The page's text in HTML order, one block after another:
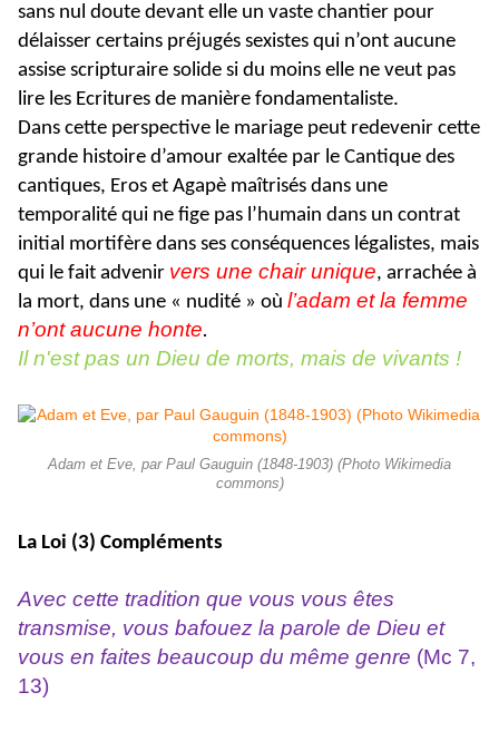
sans nul doute devant elle un vaste chantier pour
délaisser certains préjugés sexistes qui n’ont aucune
assise scripturaire solide si du moins elle ne veut pas
lire les Ecritures de manière fondamentaliste.
Dans cette perspective le mariage peut redevenir cette
grande histoire d’amour exaltée par le Cantique des
cantiques, Eros et Agapè maîtrisés dans une
temporalité qui ne fige pas l’humain dans un contrat
initial mortifère dans ses conséquences légalistes, mais
qui le fait advenir vers une chair unique, arrachée à
la mort, dans une « nudité » où l’adam et la femme
n’ont aucune honte.
Il n'est pas un Dieu de morts, mais de vivants !
Adam et Eve, par Paul Gauguin (1848-1903) (Photo Wikimedia
commons)
La Loi (3) Compléments
Avec cette tradition que vous vous êtes
transmise, vous bafouez la parole de Dieu et
vous en faites beaucoup du même genre (Mc 7,
13)